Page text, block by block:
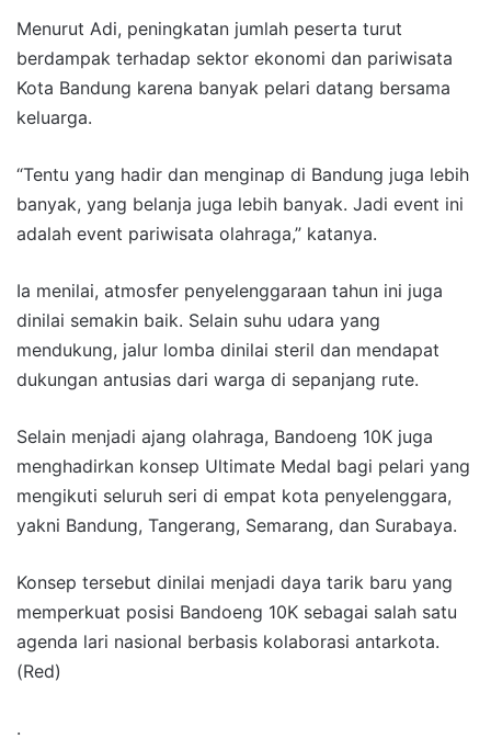
Menurut Adi, peningkatan jumlah peserta turut
berdampak terhadap sektor ekonomi dan pariwisata
Kota Bandung karena banyak pelari datang bersama
keluarga.
“Tentu yang hadir dan menginap di Bandung juga lebih
banyak, yang belanja juga lebih banyak. Jadi event ini
adalah event pariwisata olahraga,” katanya.
Ia menilai, atmosfer penyelenggaraan tahun ini juga
dinilai semakin baik. Selain suhu udara yang
mendukung, jalur lomba dinilai steril dan mendapat
dukungan antusias dari warga di sepanjang rute.
Selain menjadi ajang olahraga, Bandoeng 10K juga
menghadirkan konsep Ultimate Medal bagi pelari yang
mengikuti seluruh seri di empat kota penyelenggara,
yakni Bandung, Tangerang, Semarang, dan Surabaya.
Konsep tersebut dinilai menjadi daya tarik baru yang
memperkuat posisi Bandoeng 10K sebagai salah satu
agenda lari nasional berbasis kolaborasi antarkota.
(Red)
.